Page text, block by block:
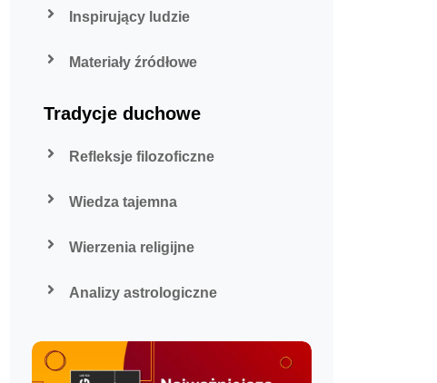
Inspirujący ludzie
Materiały źródłowe
Tradycje duchowe
Refleksje filozoficzne
Wiedza tajemna
Wierzenia religijne
Analizy astrologiczne